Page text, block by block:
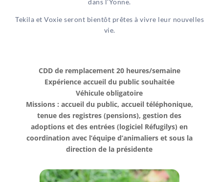
dans l’Yonne.
Tekila et Voxie seront bientôt prêtes à vivre leur nouvelles
vie.
CDD de remplacement 20 heures/semaine
Expérience accueil du public souhaitée
Véhicule obligatoire
Missions : accueil du public, accueil téléphonique,
tenue des registres (pensions), gestion des
adoptions et des entrées (logiciel Réfugilys) en
coordination avec l’équipe d’animaliers et sous la
direction de la présidente